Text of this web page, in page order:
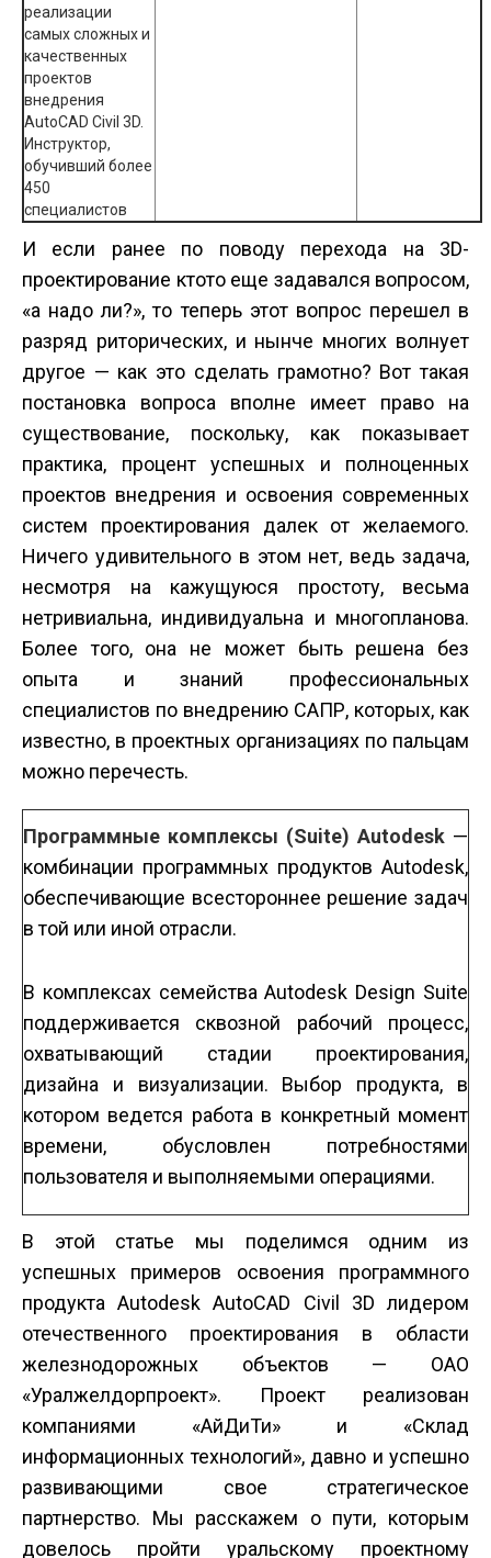
реализации
самых сложных и
качественных
проектов
внедрения
AutoCAD Civil 3D.
Инструктор,
обучивший более
450
специалистов
И если ранее по поводу перехода на 3D­
проектирование кто­то еще задавался вопросом,
«а надо ли?», то теперь этот вопрос перешел в
разряд риторических, и нынче многих волнует
другое — как это сделать грамотно? Вот такая
постановка вопроса вполне имеет право на
существование, поскольку, как показывает
практика, процент успешных и полноценных
проектов внедрения и освоения современных
систем проектирования далек от желаемого.
Ничего удивительного в этом нет, ведь задача,
несмотря на кажущуюся простоту, весьма
нетривиальна, индивидуальна и многопланова.
Более того, она не может быть решена без
опыта и знаний профессиональных
специалистов по внедрению САПР, которых, как
известно, в проектных организациях по пальцам
можно перечесть.
Программные комплексы (Suite) Autodesk —
комбинации программных продуктов Autodesk,
обеспечивающие всестороннее решение задач
в той или иной отрасли.
В комплексах семейства Autodesk Design Suite
поддерживается сквозной рабочий процесс,
охватывающий стадии проектирования,
дизайна и визуализации. Выбор продукта, в
котором ведется работа в конкретный момент
времени, обусловлен потребностями
пользователя и выполняемыми операциями.
В этой статье мы поделимся одним из
успешных примеров освоения программного
продукта Autodesk AutoCAD Civil 3D лидером
отечественного проектирования в области
железнодорожных объектов — ОАО
«Уралжелдорпроект». Проект реализован
компаниями «АйДиТи» и «Склад
информационных технологий», давно и успешно
развивающими свое стратегическое
партнерство. Мы расскажем о пути, которым
довелось пройти уральскому проектному